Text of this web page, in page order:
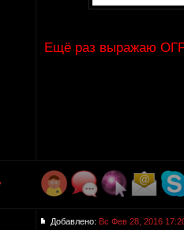
Ещё раз выражаю
Добавлено: Вс Фев 28, 2016